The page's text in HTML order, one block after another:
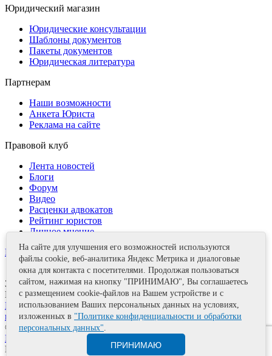
Юридический магазин
Юридические консультации
Шаблоны документов
Пакеты документов
Юридическая литература
Партнерам
Наши возможности
Анкета Юриста
Реклама на сайте
Правовой клуб
Лента новостей
Блоги
Форум
Видео
Расценки адвокатов
Рейтинг юристов
Личное мнение
Контакты
Задать вопрос
Поделиться
Политика информационной безопасности Правила
использования материалов
© 2011—2026 А.Е. Мишушин
Карта сайта
Разработка сайта
На сайте для улучшения его возможностей используются
файлы cookie, веб-аналитика Яндекс Метрика и диалоговые
окна для контакта с посетителями. Продолжая пользоваться
сайтом, нажимая на кнопку "ПРИНИМАЮ", Вы соглашаетесь
с размещением cookie-файлов на Вашем устройстве и с
использованием Ваших персональных данных на условиях,
изложенных в "Политике конфиденциальности и обработки
персональных данных".
ПРИНИМАЮ